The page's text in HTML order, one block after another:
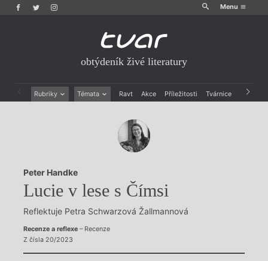
Menu
obtýdeník živé literatury
Rubriky Témata Ravt Akce Příležitosti Tvárnice Archiv
Rozhovory
Dokument
Výroční ceny
Peter Handke
Lucie v lese s Čímsi
Reflektuje Petra Schwarzová Žallmannová
Recenze a reflexe– Recenze
Z čísla 20/2023